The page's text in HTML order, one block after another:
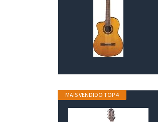
MAIS VENDIDO TOP 4